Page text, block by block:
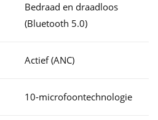
Bedraad en draadloos
(Bluetooth 5.0)
Actief (ANC)
10-microfoontechnologie